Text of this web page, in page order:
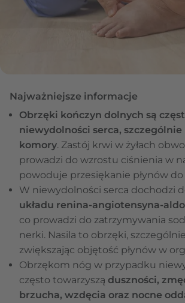
Najważniejsze informacje
Obrzęki kończyn dolnych są
niewydolności serca, szczególnie
komory. Zastój krwi w żyłach
prowadzi do wzrostu ciśnienia w
powoduje przesiękanie płynów
W niewydolności serca dochodzi
układu renina-angiotensyna-
co prowadzi do zatrzymywania
nerki. Nasila to obrzęki,
zwiększając objętość płynów w
Obrzękom nóg w przypadku
często towarzyszą duszności,
brzucha, wzdęcia oraz nocne